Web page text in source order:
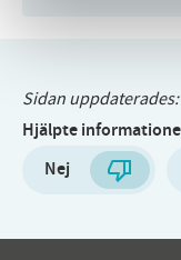
Sidan uppdaterades:
Hjälpte
Nej